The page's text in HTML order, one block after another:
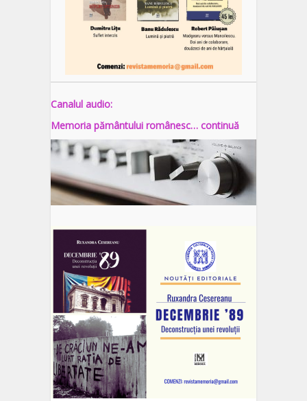
Canalul audio:
Memoria pământului românesc… continuă